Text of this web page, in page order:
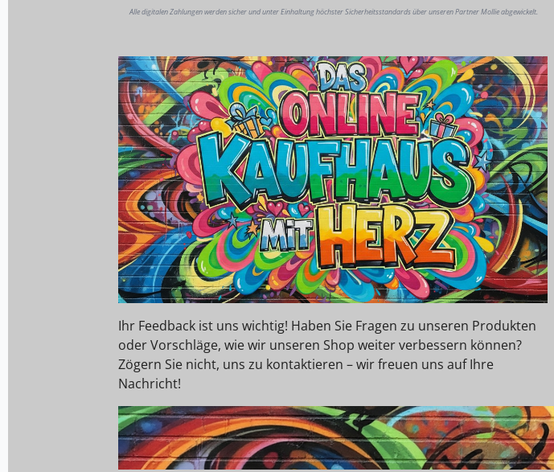
Alle digitalen Zahlungen werden sicher und unter Einhaltung höchster Sicherheitsstandards über unseren Partner Mollie abgewickelt.
Ihr Feedback ist uns wichtig! Haben Sie Fragen zu unseren Produkten
oder Vorschläge, wie wir unseren Shop weiter verbessern können?
Zögern Sie nicht, uns zu kontaktieren – wir freuen uns auf Ihre
Nachricht!